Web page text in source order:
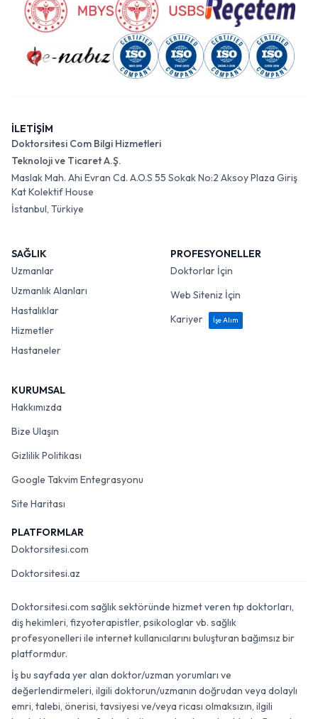
İLETİŞİM
Doktorsitesi Com Bilgi Hizmetleri
Teknoloji ve Ticaret A.Ş.
Maslak Mah. Ahi Evran Cd. A.O.S 55 Sokak No:2 Aksoy Plaza Giriş
Kat Kolektif House
İstanbul, Türkiye
SAĞLIK
Uzmanlar
Uzmanlık Alanları
Hastalıklar
Hizmetler
Hastaneler
PROFESYONELLER
Doktorlar İçin
Web Siteniz İçin
Kariyer
İşe Alım
KURUMSAL
Hakkımızda
Bize Ulaşın
Gizlilik Politikası
Google Takvim Entegrasyonu
Site Haritası
PLATFORMLAR
Doktorsitesi.com
Doktorsitesi.az
Doktorsitesi.com sağlık sektöründe hizmet veren tıp doktorları,
diş hekimleri, fizyoterapistler, psikologlar vb. sağlık
profesyonelleri ile internet kullanıcılarını buluşturan bağımsız bir
platformdur.
İş bu sayfada yer alan doktor/uzman yorumları ve
değerlendirmeleri, ilgili doktorun/uzmanın doğrudan veya dolaylı
emri, talebi, önerisi, tavsiyesi ve/veya ricası olmaksızın, ilgili